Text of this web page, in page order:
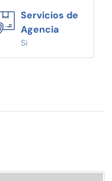
Servicios de
Agencia
Si